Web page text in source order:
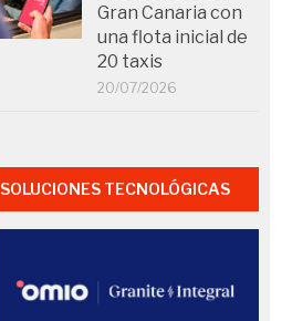
Gran Canaria con
una flota inicial de
20 taxis
20/07/2026
SOLUCIONES TECNOLÓGICAS